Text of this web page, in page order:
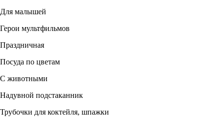
Для малышей
Герои мультфильмов
Праздничная
Посуда по цветам
С животными
Надувной подстаканник
Трубочки для коктейля, шпажки